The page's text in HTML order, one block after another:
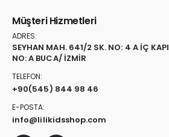
Müşteri Hizmetleri
ADRES:
SEYHAN MAH. 641/2 SK. NO: 4 A İÇ KAPI
NO: A BUCA/ İZMİR
TELEFON:
+90(545) 844 98 46
E-POSTA:
info@lilikidsshop.com